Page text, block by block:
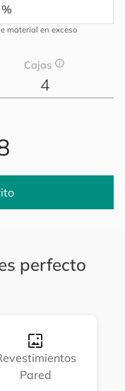
material en exceso
Cajas info
4
perfecto
Pared